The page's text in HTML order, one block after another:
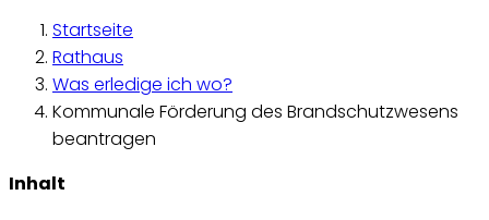
Startseite
Rathaus
Was erledige ich wo?
Kommunale Förderung des Brandschutzwesens
beantragen
Inhalt